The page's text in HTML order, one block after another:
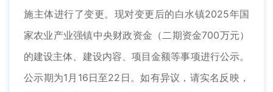
施主体进行了变更。现对变更后的白水镇2025年国
家农业产业强镇中央财政资金（二期资金700万元）
的建设主体、建设内容、项目金额等事项进行公示。
公示期为1月16日至22日。如有异议，请实名反映，